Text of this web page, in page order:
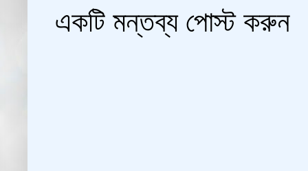
একটি মন্তব্য পোস্ট করুন